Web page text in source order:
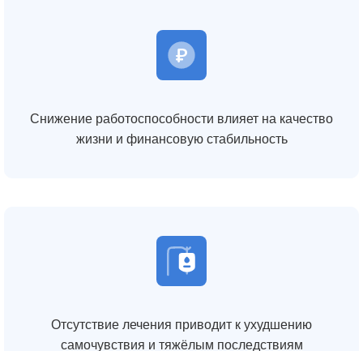
Снижение работоспособности влияет на качество
жизни и финансовую стабильность
Отсутствие лечения приводит к ухудшению
самочувствия и тяжёлым последствиям